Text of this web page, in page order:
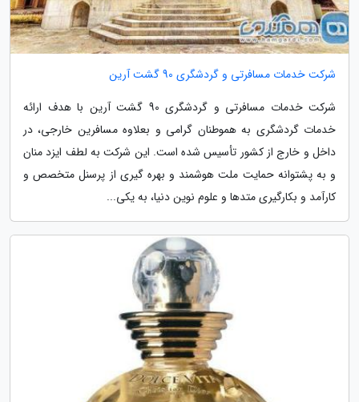
شرکت خدمات مسافرتی و گردشگری 90 گشت آرین
شرکت خدمات مسافرتی و گردشگری 90 گشت آرین با هدف ارائه
خدمات گردشگری به هموطنان گرامی و بعلاوه مسافرین خارجی، در
داخل و خارج از کشور تأسیس شده است. این شرکت به لطف ایزد منان
و به پشتوانه حمایت ملت هوشمند و بهره گیری از پرسنل متخصص و
کارآمد و بکارگیری متدها و علوم نوین دنیا، به یکی...